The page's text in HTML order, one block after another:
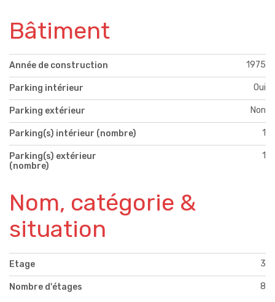
Bâtiment
Année de construction 1975
Parking intérieur Oui
Parking extérieur Non
Parking(s) intérieur (nombre) 1
Parking(s) extérieur
(nombre)
1
Nom, catégorie &
situation
Etage 3
Nombre d'étages 8